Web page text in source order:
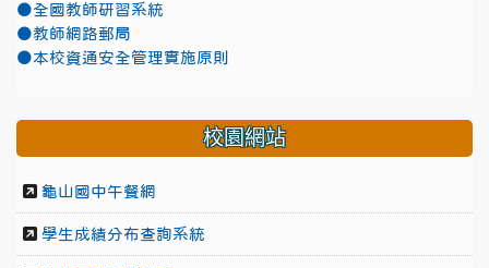
●全國教師研習系統
●教師網路郵局
●本校資通安全管理實施原則
校園網站
龜山國中午餐網
學生成績分布查詢系統